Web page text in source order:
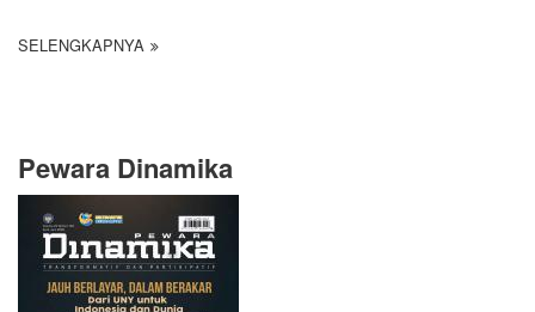
SELENGKAPNYA
Pewara Dinamika